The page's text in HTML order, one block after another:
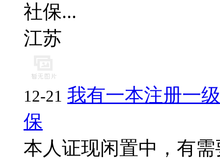
社保...
江苏
12-21 我有一本注册一
保
本人证现闲置中，有